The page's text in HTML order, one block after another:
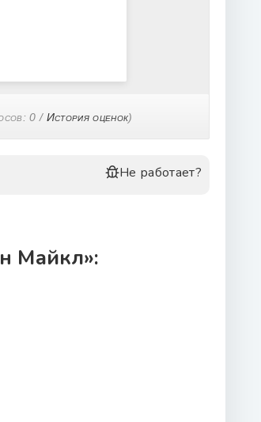
0 / История оценок)
Не работает?
Майкл»: